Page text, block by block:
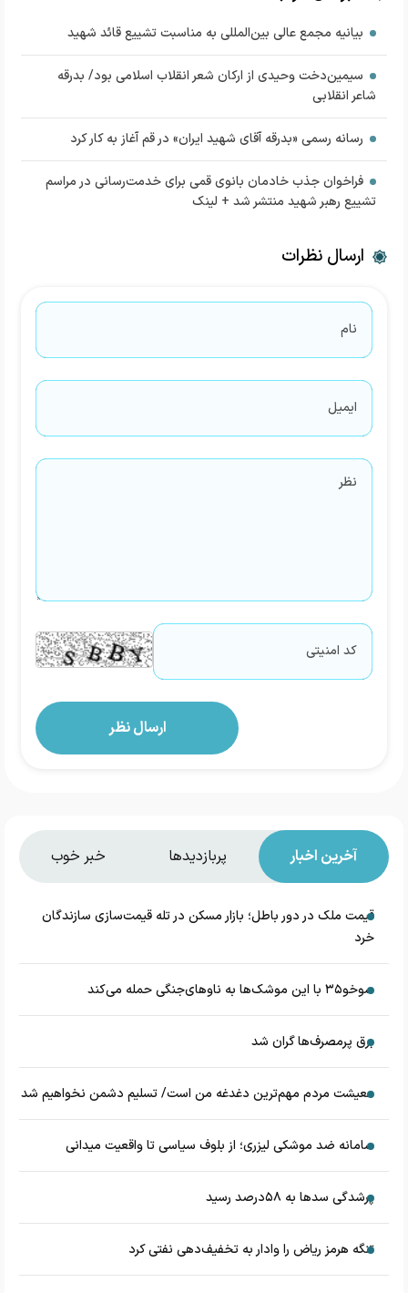
بیانیه مجمع عالی بین‌المللی به مناسبت تشییع قائد شهید
سیمین‌دخت وحیدی از ارکان شعر انقلاب اسلامی بود/ بدرقه
شاعر انقلابی
رسانه رسمی «بدرقه آقای شهید ایران» در قم آغاز به کار کرد
فراخوان جذب خادمان بانوی قمی برای خدمت‌رسانی در مراسم
تشییع رهبر شهید منتشر شد + لینک
ارسال نظرات
آخرین اخبار پربازدیدها خبر خوب
قیمت ملک در دور باطل؛ بازار مسکن در تله قیمت‌سازی سازندگان
خرد
سوخو۳۵ با این موشک‌ها به ناوهای‌جنگی حمله می‌کند
برق پرمصرف‌ها گران شد
معیشت مردم مهم‌ترین دغدغه من است/ تسلیم دشمن نخواهیم شد
سامانه ضد موشکی لیزری؛ از بلوف سیاسی تا واقعیت میدانی
پرشدگی سدها به ۵۸درصد رسید
تنگه هرمز ریاض را وادار به تخفیف‌دهی نفتی کرد